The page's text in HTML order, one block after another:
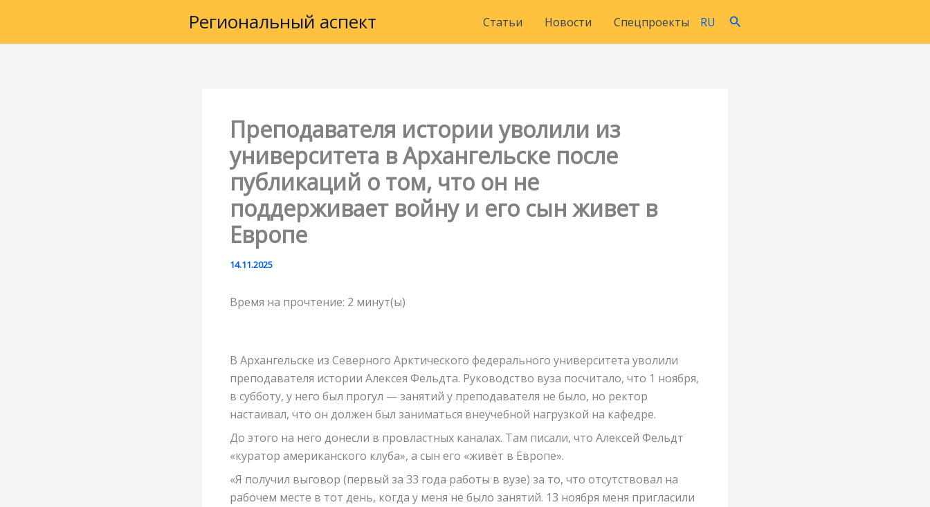
содержимому
Региональный аспект Статьи Новости Спецпроекты RU Поиск
Преподавателя истории уволили из
университета в Архангельске после
публикаций о том, что он не
поддерживает войну и его сын живет в
Европе
14.11.2025
Время на прочтение: 2 минут(ы)
В Архангельске из Северного Арктического федерального университета уволили
преподавателя истории Алексея Фельдта. Руководство вуза посчитало, что 1 ноября,
в субботу, у него был прогул — занятий у преподавателя не было, но ректор
настаивал, что он должен был заниматься внеучебной нагрузкой на кафедре.
До этого на него донесли в провластных каналах. Там писали, что Алексей Фельдт
«куратор американского клуба», а сын его «живёт в Европе».
«Я получил выговор (первый за 33 года работы в вузе) за то, что отсутствовал на
рабочем месте в тот день, когда у меня не было занятий. 13 ноября меня пригласили